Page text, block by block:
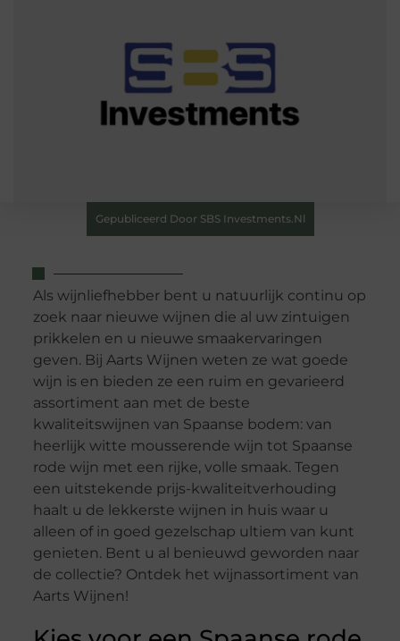
Gepubliceerd Door SBS Investments.nl
Als wijnliefhebber bent u natuurlijk continu op
zoek naar nieuwe wijnen die al uw zintuigen
prikkelen en u nieuwe smaakervaringen
geven. Bij Aarts Wijnen weten ze wat goede
wijn is en bieden ze een ruim en gevarieerd
assortiment aan met de beste
kwaliteitswijnen van Spaanse bodem: van
heerlijk witte mousserende wijn tot Spaanse
rode wijn met een rijke, volle smaak. Tegen
een uitstekende prijs-kwaliteitverhouding
haalt u de lekkerste wijnen in huis waar u
alleen of in goed gezelschap ultiem van kunt
genieten. Bent u al benieuwd geworden naar
de collectie? Ontdek het wijnassortiment van
Aarts Wijnen!